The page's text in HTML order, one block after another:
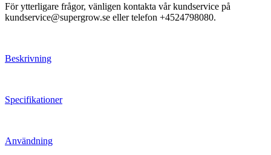
För ytterligare frågor, vänligen kontakta vår kundservice på
kundservice@supergrow.se eller telefon +4524798080.
Beskrivning
Specifikationer
Användning